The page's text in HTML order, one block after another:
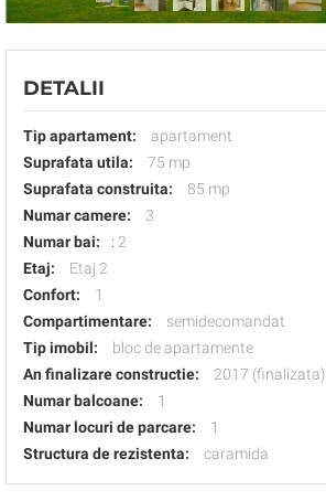
DETALII
Tip apartament:
apartament
Suprafata utila:
75 mp
Suprafata construita:
85 mp
Numar camere:
3
Numar bai:
: 2
Etaj:
Etaj 2
Confort:
1
Compartimentare:
semidecomandat
Tip imobil:
bloc de apartamente
An finalizare constructie:
2017 (finalizata)
Numar balcoane:
1
Numar locuri de parcare:
1
Structura de rezistenta:
caramida